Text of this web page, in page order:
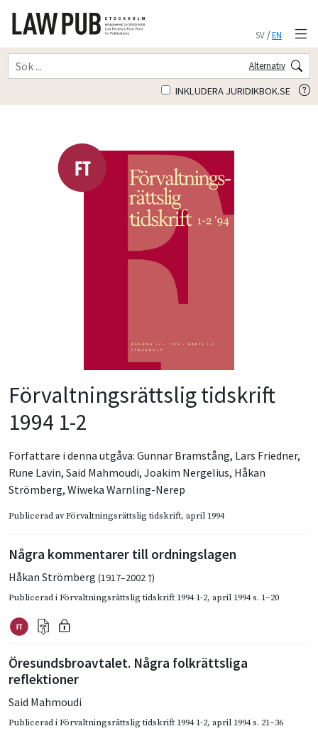
SV/EN
Alternativ
INKLUDERA JURIDIKBOK.SE
Förvaltningsrättslig tidskrift
1994 1-2
Författare i denna utgåva: Gunnar Bramstång, Lars Friedner,
Rune Lavin, Said Mahmoudi, Joakim Nergelius, Håkan
Strömberg, Wiweka Warnling-Nerep
Publicerad avFörvaltningsrättslig tidskrift, april 1994
Några kommentarer till ordningslagen
Håkan Strömberg (1917–2002 †)
Publicerad iFörvaltningsrättslig tidskrift 1994 1-2, april 1994s. 1–20
Öresundsbroavtalet. Några folkrättsliga
reflektioner
Said Mahmoudi
Publicerad iFörvaltningsrättslig tidskrift 1994 1-2, april 1994s. 21–36